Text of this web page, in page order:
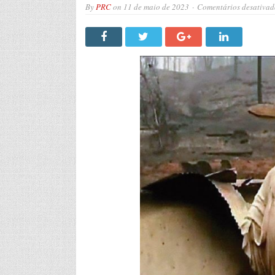
ByPRCon 11 de maio de 2023 Comentários